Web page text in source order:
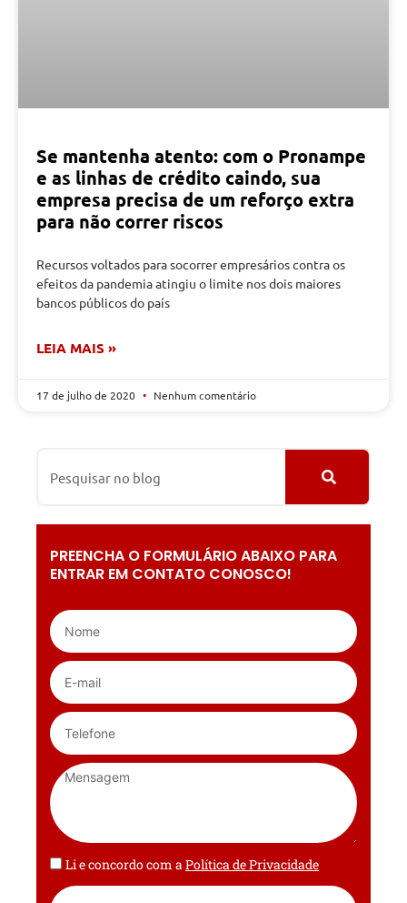
Se mantenha atento: com o Pronampe
e as linhas de crédito caindo, sua
empresa precisa de um reforço extra
para não correr riscos
Recursos voltados para socorrer empresários contra os
efeitos da pandemia atingiu o limite nos dois maiores
bancos públicos do país
LEIA MAIS »
17 de julho de 2020 Nenhum comentário
PREENCHA O FORMULÁRIO ABAIXO PARA
ENTRAR EM CONTATO CONOSCO!
Li e concordo com aPolítica de Privacidade